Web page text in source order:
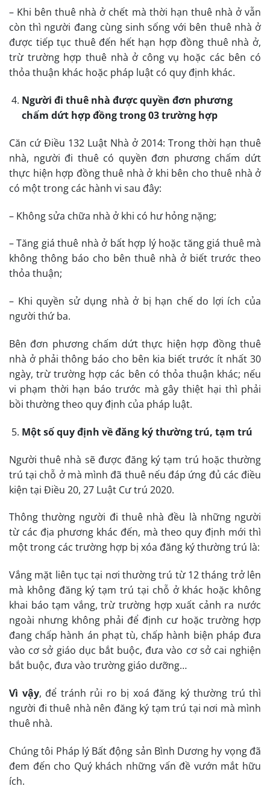
– Khi bên thuê nhà ở chết mà thời hạn thuê nhà ở vẫn
còn thì người đang cùng sinh sống với bên thuê nhà ở
được tiếp tục thuê đến hết hạn hợp đồng thuê nhà ở,
trừ trường hợp thuê nhà ở công vụ hoặc các bên có
thỏa thuận khác hoặc pháp luật có quy định khác.
Người đi thuê nhà được quyền đơn phương
chấm dứt hợp đồng trong 03 trường hợp
Căn cứ Điều 132 Luật Nhà ở 2014: Trong thời hạn thuê
nhà, người đi thuê có quyền đơn phương chấm dứt
thực hiện hợp đồng thuê nhà ở khi bên cho thuê nhà ở
có một trong các hành vi sau đây:
– Không sửa chữa nhà ở khi có hư hỏng nặng;
– Tăng giá thuê nhà ở bất hợp lý hoặc tăng giá thuê mà
không thông báo cho bên thuê nhà ở biết trước theo
thỏa thuận;
– Khi quyền sử dụng nhà ở bị hạn chế do lợi ích của
người thứ ba.
Bên đơn phương chấm dứt thực hiện hợp đồng thuê
nhà ở phải thông báo cho bên kia biết trước ít nhất 30
ngày, trừ trường hợp các bên có thỏa thuận khác; nếu
vi phạm thời hạn báo trước mà gây thiệt hại thì phải
bồi thường theo quy định của pháp luật.
Một số quy định về đăng ký thường trú, tạm trú
Người thuê nhà sẽ được đăng ký tạm trú hoặc thường
trú tại chỗ ở mà mình đã thuê nếu đáp ứng đủ các điều
kiện tại Điều 20, 27 Luật Cư trú 2020.
Thông thường người đi thuê nhà đều là những người
từ các địa phương khác đến, mà theo quy định mới thì
một trong các trường hợp bị xóa đăng ký thường trú là:
Vắng mặt liên tục tại nơi thường trú từ 12 tháng trở lên
mà không đăng ký tạm trú tại chỗ ở khác hoặc không
khai báo tạm vắng, trừ trường hợp xuất cảnh ra nước
ngoài nhưng không phải để định cư hoặc trường hợp
đang chấp hành án phạt tù, chấp hành biện pháp đưa
vào cơ sở giáo dục bắt buộc, đưa vào cơ sở cai nghiện
bắt buộc, đưa vào trường giáo dưỡng…
Vì vậy, để tránh rủi ro bị xoá đăng ký thường trú thì
người đi thuê nhà nên đăng ký tạm trú tại nơi mà mình
thuê nhà.
Chúng tôi Pháp lý Bất động sản Bình Dương hy vọng đã
đem đến cho Quý khách những vấn đề vướn mắt hữu
ích.